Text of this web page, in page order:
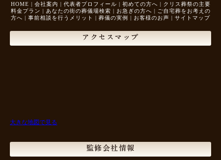
HOME | 会社案内 | 代表者プロフィール | 初めての方へ | クリス葬祭の主要
料金プラン | あなたの街の葬儀場検索 | お急ぎの方へ | ご自宅葬をお考えの
方へ | 事前相談を行うメリット | 葬儀の実例 | お客様のお声 | サイトマップ
アクセスマップ
大きな地図で見る
監修会社情報